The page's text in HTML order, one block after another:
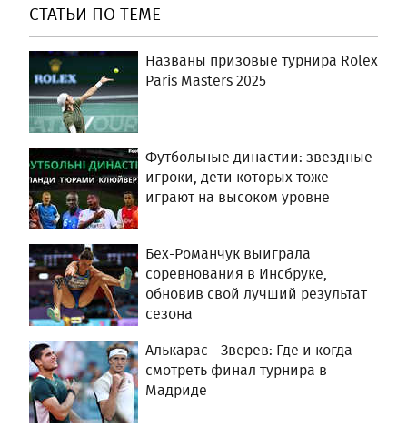
СТАТЬИ ПО ТЕМЕ
Названы призовые турнира Rolex
Paris Masters 2025
Футбольные династии: звездные
игроки, дети которых тоже
играют на высоком уровне
Бех-Романчук выиграла
соревнования в Инсбруке,
обновив свой лучший результат
сезона
Алькарас - Зверев: Где и когда
смотреть финал турнира в
Мадриде